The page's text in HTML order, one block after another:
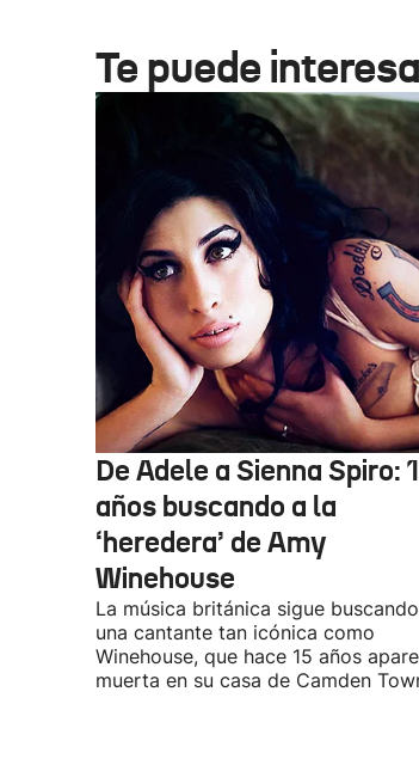
Te puede
De Adele a Sienna Spiro:
años buscando a la
‘heredera’ de Amy
Winehouse
La música británica sigue buscando
una cantante tan icónica como
Winehouse, que hace 15 años
muerta en su casa de Camden